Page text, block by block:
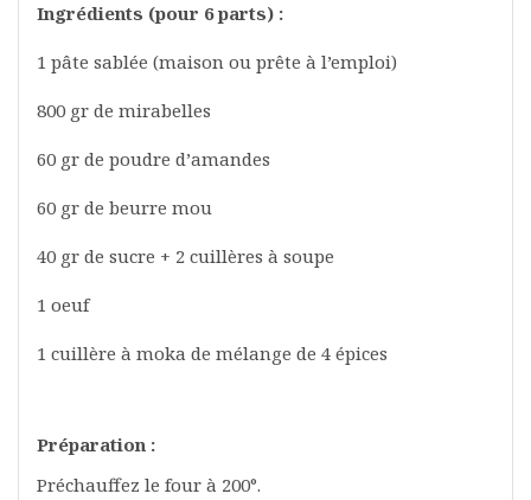
Ingrédients (pour 6 parts) :
1 pâte sablée (maison ou prête à l’emploi)
800 gr de mirabelles
60 gr de poudre d’amandes
60 gr de beurre mou
40 gr de sucre + 2 cuillères à soupe
1 oeuf
1 cuillère à moka de mélange de 4 épices
Préparation :
Préchauffez le four à 200°.